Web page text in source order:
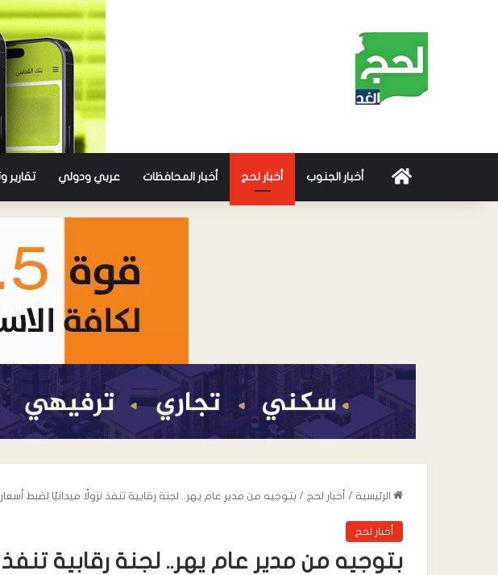
أخبار الجنوب أخبار لحج أخبار المحافظات عربي ودولي تقارير
الرئيسية / أخبار لحج / بتوجيه من مدير عام يهر.. لجنة رقابية تنفذ نزولًا ميدانيًا لضبط أسعار
أخبار لحج
بتوجيه من مدير عام يهر.. لجنة رقابية تنفذ